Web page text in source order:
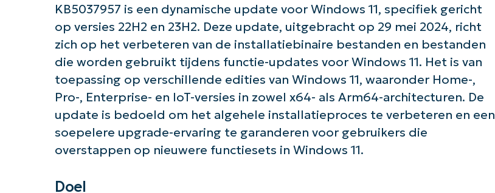
KB5037957 is een dynamische update voor Windows 11, specifiek gericht
op versies 22H2 en 23H2. Deze update, uitgebracht op 29 mei 2024, richt
zich op het verbeteren van de installatiebinaire bestanden en bestanden
die worden gebruikt tijdens functie-updates voor Windows 11. Het is van
toepassing op verschillende edities van Windows 11, waaronder Home-,
Pro-, Enterprise- en IoT-versies in zowel x64- als Arm64-architecturen. De
update is bedoeld om het algehele installatieproces te verbeteren en een
soepelere upgrade-ervaring te garanderen voor gebruikers die
overstappen op nieuwere functiesets in Windows 11.
Doel